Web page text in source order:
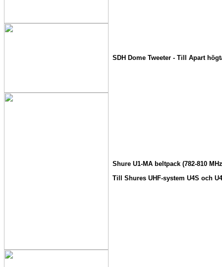
SDH Dome Tweeter - Till Apart
Shure U1-MA beltpack (782-810
Till Shures UHF-system U4S och